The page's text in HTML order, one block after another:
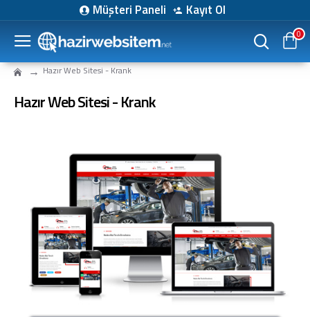
Müşteri Paneli Kayıt Ol
0
Hazır Web Sitesi - Krank
Hazır Web Sitesi - Krank